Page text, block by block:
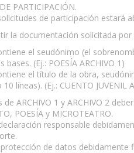
PARTICIPACIÓN.
de participación estará
la documentación solicitada
el seudónimo (el
(Ej.: POESÍA ARCHIVO 1)
el título de la obra,
líneas). (Ej.: CUENTO JUVENIL
ARCHIVO 1 y ARCHIVO 2
POESÍA y MICROTEATRO.
responsable
de datos debidamente